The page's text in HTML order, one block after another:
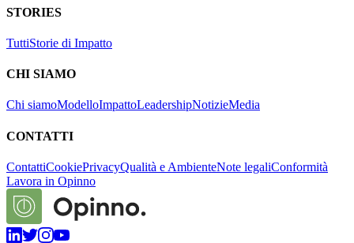
STORIES
TuttiStorie di Impatto
CHI SIAMO
Chi siamoModelloImpattoLeadershipNotizieMedia
CONTATTI
ContattiCookiePrivacyQualità e AmbienteNote legaliConformità
Lavora in Opinno